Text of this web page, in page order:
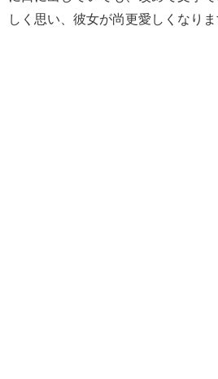
しく思い、彼女が尚更愛しくなりま